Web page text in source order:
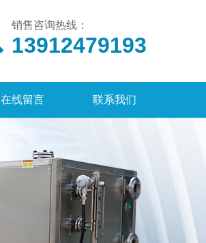
销售咨询热线：
13912479193
在线留言 联系我们